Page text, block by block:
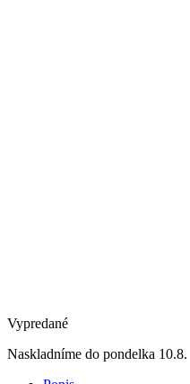
Vypredané
Naskladníme do pondelka 10.8.